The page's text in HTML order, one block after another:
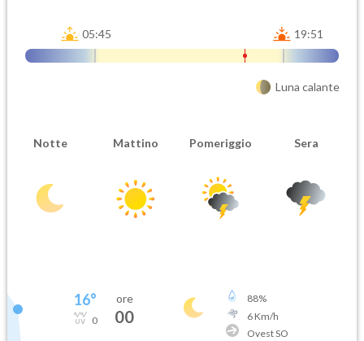
05:45 19:51
Luna calante
Notte Mattino Pomeriggio Sera
16°
0
ore
00
88%
6Km/h
Ovest SO